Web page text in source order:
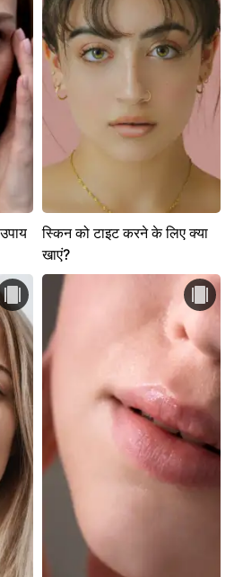
स्किन को टाइट करने के लिए क्या
खाएं?